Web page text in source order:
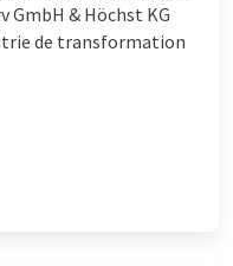
& Höchst KG
de transformation